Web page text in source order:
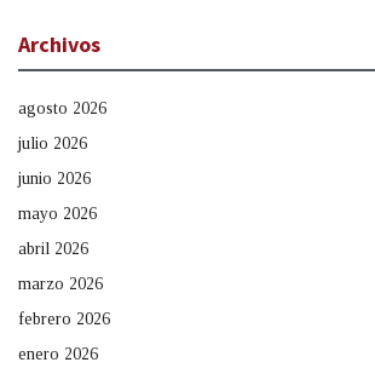
Archivos
agosto 2026
julio 2026
junio 2026
mayo 2026
abril 2026
marzo 2026
febrero 2026
enero 2026